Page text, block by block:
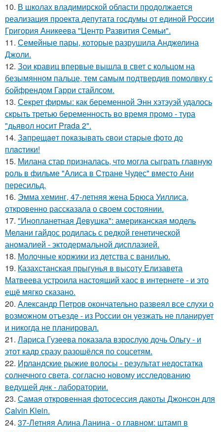
10. В школах владимирской области продолжается
реализация проекта депутата госдумы от единой России
Григория Аникеева "Центр Развития Семьи".
11. Семейные пары, которые разрушила Анджелина
Джоли.
12. Зои кравиц впервые вышла в свет с кольцом на
безымянном пальце, тем самым подтвердив помолвку с
бойфрендом Гарри стайлсом.
13. Секрет фирмы: как беременной Энн хэтэуэй удалось
скрыть третью беременность во время промо - тура
"дьявол носит Prada 2".
14. Зaпpeщaeт пoкaзывaть cвoи cтapыe фoтo дo
плacтики!
15. Милана стар призналась, что могла сыграть главную
роль в фильме "Алиса в Стране Чудес" вместо Ани
пересильд.
16. Эмма хеминг, 47-летняя жена Брюса Уиллиса,
откровенно рассказала о своем состоянии.
17. "Инопланетная Девушка": американская модель
Мелани гайдос родилась с редкой генетической
аномалией - эктодермальной дисплазией.
18. Молочные коржики из детства с ванилью.
19. Казахстанская прыгунья в высоту Елизавета
Матвеева устроила настоящий хаос в интернете - и это
ещё мягко сказано.
20. Александр Петров окончательно развеял все слухи о
возможном отъезде - из России он уезжать не планирует
и никогда не планировал.
21. Лариса Гузеева показала взрослую дочь Ольгу - и
этот кадр сразу разошёлся по соцсетям.
22. Ирландские рыжие волосы - результат недостатка
солнечного света, согласно новому исследованию
ведущей днк - лаборатории.
23. Самая откровенная фотосессия дакоты Джонсон для
Calvin Klein.
24. 37-Летняя Алина Ланина - о главном: штамп в